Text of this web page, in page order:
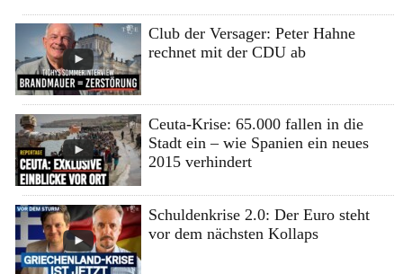
Club der Versager: Peter Hahne
rechnet mit der CDU ab
Ceuta-Krise: 65.000 fallen in die
Stadt ein – wie Spanien ein neues
2015 verhindert
Schuldenkrise 2.0: Der Euro steht
vor dem nächsten Kollaps